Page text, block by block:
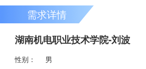
需求详情
湖南机电职业技术学院-刘波
性别： 男